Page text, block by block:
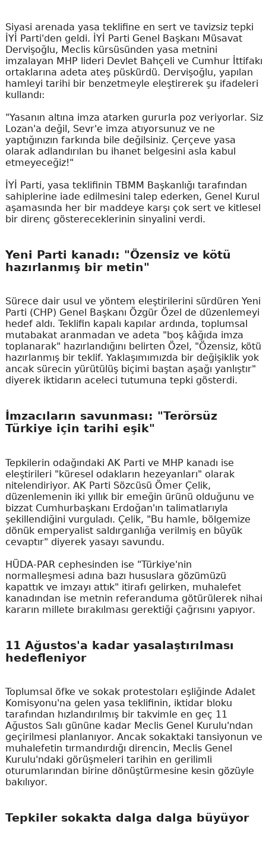
Siyasi arenada yasa teklifine en sert ve tavizsiz tepki
İYİ Parti'den geldi. İYİ Parti Genel Başkanı Müsavat
Dervişoğlu, Meclis kürsüsünden yasa metnini
imzalayan MHP lideri Devlet Bahçeli ve Cumhur İttifakı
ortaklarına adeta ateş püskürdü. Dervişoğlu, yapılan
hamleyi tarihi bir benzetmeyle eleştirerek şu ifadeleri
kullandı:
"Yasanın altına imza atarken gururla poz veriyorlar. Siz
Lozan'a değil, Sevr'e imza atıyorsunuz ve ne
yaptığınızın farkında bile değilsiniz. Çerçeve yasa
olarak adlandırılan bu ihanet belgesini asla kabul
etmeyeceğiz!"
İYİ Parti, yasa teklifinin TBMM Başkanlığı tarafından
sahiplerine iade edilmesini talep ederken, Genel Kurul
aşamasında her bir maddeye karşı çok sert ve kitlesel
bir direnç göstereceklerinin sinyalini verdi.
Yeni Parti kanadı: "Özensiz ve kötü
hazırlanmış bir metin"
Sürece dair usul ve yöntem eleştirilerini sürdüren Yeni
Parti (CHP) Genel Başkanı Özgür Özel de düzenlemeyi
hedef aldı. Teklifin kapalı kapılar ardında, toplumsal
mutabakat aranmadan ve adeta "boş kâğıda imza
toplanarak" hazırlandığını belirten Özel, "Özensiz, kötü
hazırlanmış bir teklif. Yaklaşımımızda bir değişiklik yok
ancak sürecin yürütülüş biçimi baştan aşağı yanlıştır"
diyerek iktidarın aceleci tutumuna tepki gösterdi.
İmzacıların savunması: "Terörsüz
Türkiye için tarihi eşik"
Tepkilerin odağındaki AK Parti ve MHP kanadı ise
eleştirileri "küresel odakların hezeyanları" olarak
nitelendiriyor. AK Parti Sözcüsü Ömer Çelik,
düzenlemenin iki yıllık bir emeğin ürünü olduğunu ve
bizzat Cumhurbaşkanı Erdoğan'ın talimatlarıyla
şekillendiğini vurguladı. Çelik, "Bu hamle, bölgemize
dönük emperyalist saldırganlığa verilmiş en büyük
cevaptır" diyerek yasayı savundu.
HÜDA-PAR cephesinden ise "Türkiye'nin
normalleşmesi adına bazı hususlara gözümüzü
kapattık ve imzayı attık" itirafı gelirken, muhalefet
kanadından ise metnin referanduma götürülerek nihai
kararın millete bırakılması gerektiği çağrısını yapıyor.
11 Ağustos'a kadar yasalaştırılması
hedefleniyor
Toplumsal öfke ve sokak protestoları eşliğinde Adalet
Komisyonu'na gelen yasa teklifinin, iktidar bloku
tarafından hızlandırılmış bir takvimle en geç 11
Ağustos Salı gününe kadar Meclis Genel Kurulu'ndan
geçirilmesi planlanıyor. Ancak sokaktaki tansiyonun ve
muhalefetin tırmandırdığı direncin, Meclis Genel
Kurulu'ndaki görüşmeleri tarihin en gerilimli
oturumlarından birine dönüştürmesine kesin gözüyle
bakılıyor.
Tepkiler sokakta dalga dalga büyüyor